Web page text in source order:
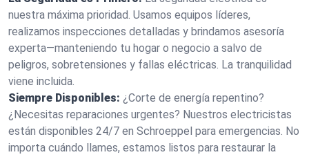
nuestra máxima prioridad. Usamos equipos líderes,
realizamos inspecciones detalladas y brindamos asesoría
experta—manteniendo tu hogar o negocio a salvo de
peligros, sobretensiones y fallas eléctricas. La tranquilidad
viene incluida.
Siempre Disponibles: ¿Corte de energía repentino?
¿Necesitas reparaciones urgentes? Nuestros electricistas
están disponibles 24/7 en Schroeppel para emergencias. No
importa cuándo llames, estamos listos para restaurar la